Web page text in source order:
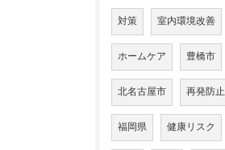
対策 室内環境改善
ホームケア 豊橋市
北名古屋市 再発防止
福岡県 健康リスク